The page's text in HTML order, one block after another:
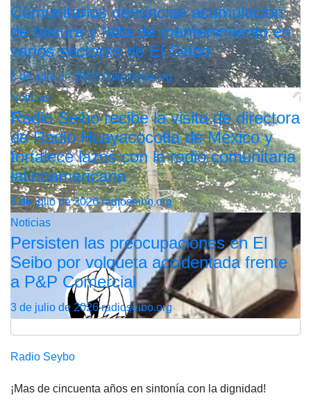
Comunitarios denuncian acumulación
de basura y falta de mantenimiento en
varios sectores de El Seibo
8 de julio de 2026radioseibo.org
Noticias
Radio Seibo recibe la visita de directora
de Radio Huayacocotla de México y
fortalece lazos con la radio comunitaria
latinoamericana
6 de julio de 2026radioseibo.org
Noticias
Persisten las preocupaciones en El
Seibo por volqueta accidentada frente
a P&P Comercial
3 de julio de 2026radioseibo.org
Radio Seybo
¡Mas de cincuenta años en sintonía con la dignidad!